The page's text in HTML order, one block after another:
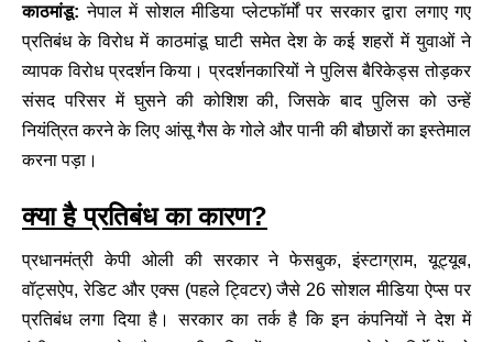
काठमांडू: नेपाल में सोशल मीडिया प्लेटफॉर्मों पर सरकार द्वारा लगाए गए
प्रतिबंध के विरोध में काठमांडू घाटी समेत देश के कई शहरों में युवाओं ने
व्यापक विरोध प्रदर्शन किया। प्रदर्शनकारियों ने पुलिस बैरिकेड्स तोड़कर
संसद परिसर में घुसने की कोशिश की, जिसके बाद पुलिस को उन्हें
नियंत्रित करने के लिए आंसू गैस के गोले और पानी की बौछारों का इस्तेमाल
करना पड़ा।
क्या है प्रतिबंध का कारण?
प्रधानमंत्री केपी ओली की सरकार ने फेसबुक, इंस्टाग्राम, यूट्यूब,
वॉट्सऐप, रेडिट और एक्स (पहले ट्विटर) जैसे 26 सोशल मीडिया ऐप्स पर
प्रतिबंध लगा दिया है। सरकार का तर्क है कि इन कंपनियों ने देश में